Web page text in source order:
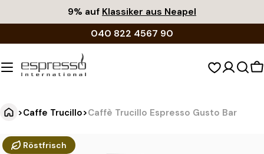
Inhalt
9% auf Klassiker aus Neapel
040 822 4567 90
>Caffe Trucillo>Caffè Trucillo Espresso Gusto Bar
C
SpringeRöstfrisch